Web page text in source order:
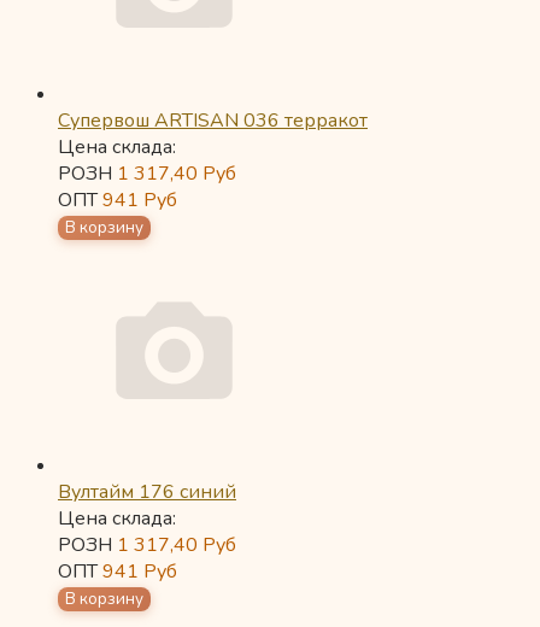
Супервош ARTISAN 036 терракот
Цена склада:
РОЗН 1 317,40 Руб
ОПТ941 Руб
Вултайм 176 синий
Цена склада:
РОЗН 1 317,40 Руб
ОПТ941 Руб